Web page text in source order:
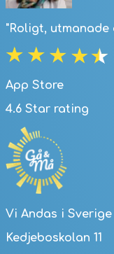
"Roligt,
App Store
4.6 Star rating
Vi Andas i Sverige
Kedjeboskolan 11